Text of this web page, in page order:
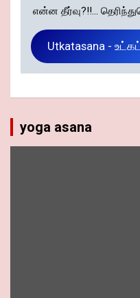
என்ன தீர்வு?!!...
Utkatasana -
yoga asana